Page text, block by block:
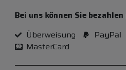
Bei uns können Sie bezahlen
Überweisung
PayPal
MasterCard